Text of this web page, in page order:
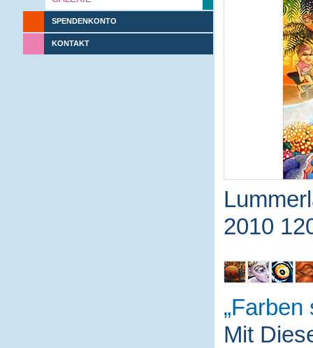
SPENDENKONTO
KONTAKT
2010
Farben
Mit